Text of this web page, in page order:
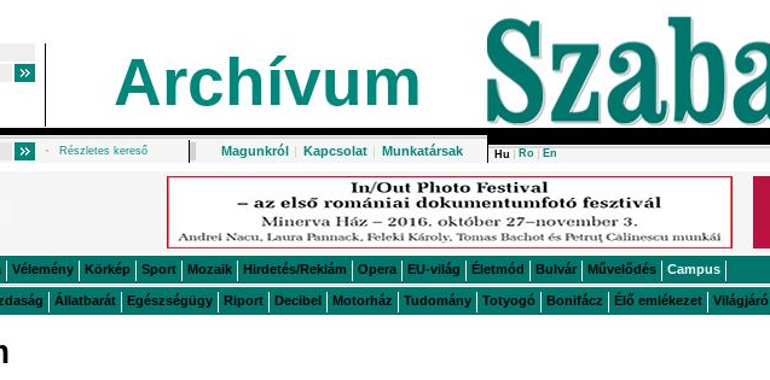
Archívum
Részletes kereső Magunkról | Kapcsolat | Munkatársak Hu Ro En
Vélemény Körkép Sport Mozaik Hirdetés/Reklám Opera EU-világ Életmód Bulvár Művelődés Campus
Állatbarát Egészségügy Riport Decibel Motorház Tudomány Totyogó Bonifácz Élő emlékezet Világjáró